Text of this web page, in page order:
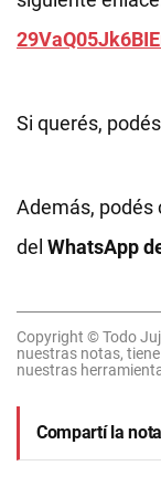
Si querés,
Además, podés
del WhatsApp
Copyright © Todo
nuestras notas,
nuestras
Compartí la nota